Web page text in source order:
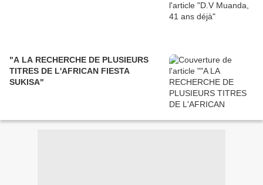
"A LA RECHERCHE DE PLUSIEURS
TITRES DE L'AFRICAN FIESTA
SUKISA"